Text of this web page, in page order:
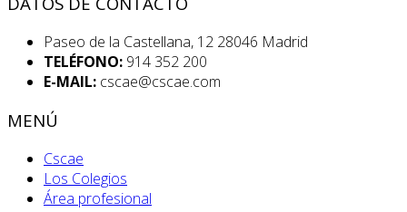
Paseo de la Castellana, 12 28046 Madrid
TELÉFONO: 914 352 200
E-MAIL: cscae@cscae.com
MENÚ
Cscae
Los Colegios
Área profesional